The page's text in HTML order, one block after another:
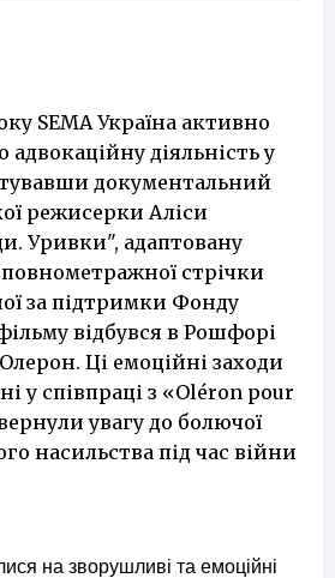
SEMA Україна активно
адвокаційну діяльність у
документальний
режисерки Аліси
Уривки", адаптовану
стрічки
за підтримки Фонду
відбувся в Рошфорі
Ці емоційні заходи
у співпраці з «Oléron pour
увагу до болючої
насильства під час війни
на зворушливі та емоційні